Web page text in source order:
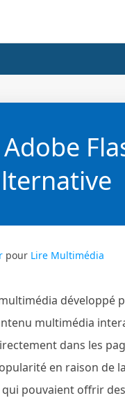
pour Lire Multimédia
développé
multimédia
dans les
en raison de
pouvaient offrir